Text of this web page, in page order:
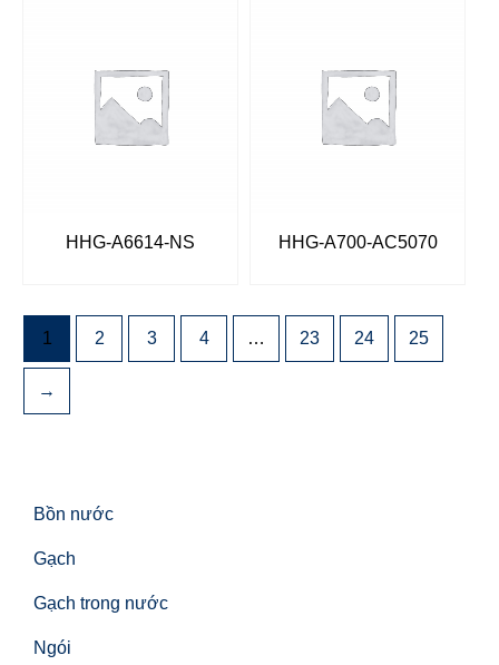
Bồn nước
Gạch
Gạch trong nước
Ngói
HHG-A6614-NS HHG-A700-AC5070
1 2 3 4 … 23 24 25
→